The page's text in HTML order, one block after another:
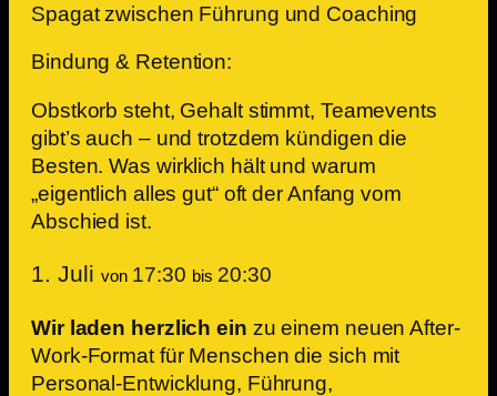
Spagat zwischen Führung und Coaching
Bindung & Retention:
Obstkorb steht, Gehalt stimmt, Teamevents
gibt’s auch – und trotzdem kündigen die
Besten. Was wirklich hält und warum
„eigentlich alles gut“ oft der Anfang vom
Abschied ist.
1. Juli von 17:30 bis 20:30
Wir laden herzlich ein zu einem neuen After-
Work-Format für Menschen die sich mit
Personal-Entwicklung, Führung,